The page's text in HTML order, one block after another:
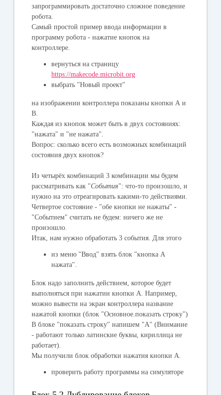
запрограммировать достаточно сложное поведение
робота.
Самый простой пример ввода информации в
программу робота - нажатие кнопок на
контроллере.
вернуться на страницу
https://makecode.microbit.org
выбрать "Новый проект"
на изображении контроллера показаны кнопки А и
B.
Каждая из кнопок может быть в двух состояниях:
"нажата" и "не нажата".
Вопрос: сколько всего есть возможных комбинаций
состояния двух кнопок?
Из четырёх комбинаций 3 комбинации мы будем
рассматривать как "События": что-то произошло, и
нужно на это отреагировать какими-то действиями.
Четвертое состояние - "обе кнопки не нажаты" -
"Событием" считать не будем: ничего же не
произошло.
Итак, нам нужно обработать 3 события. Для этого
из меню "Ввод" взять блок "кнопка А
нажата".
Блок надо заполнить действием, которое будет
выполняться при нажатии кнопки А. Например,
можно вывести на экран контроллера название
нажатой кнопки (блок "Основное.показать строку")
В блоке "показать строку" напишем "А" (Внимание
- работают только латинские буквы, кириллица не
работает).
Мы получили блок обработки нажатия кнопки А.
проверить работу программы на симуляторе